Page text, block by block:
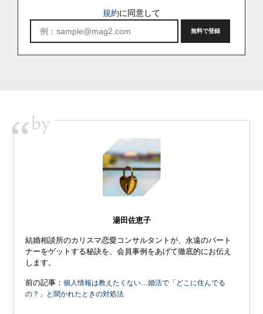
規約に同意して
“by
湯田佐恵子
結婚相談所のカリスマ恋愛コンサルタントが、永遠のパート
ナーをゲットする秘訣を、会員事例をあげて徹底的にお伝え
します。
前の記事：個人情報は教えたくない…婚活で「どこに住んでる
の？」と聞かれたときの対処法